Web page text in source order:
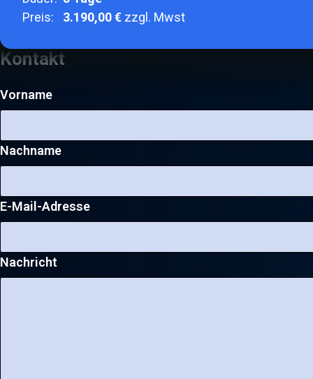
Preis:
3.190,00 € zzgl. Mwst
Kontakt
Vorname
Nachname
E-Mail-Adresse
Nachricht